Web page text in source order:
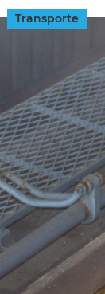
Transporte